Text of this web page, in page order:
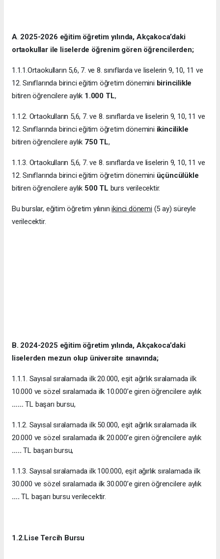
A. 2025-2026 eğitim öğretim yılında, Akçakoca’daki
ortaokullar ile liselerde öğrenim gören öğrencilerden;
1.1.1.Ortaokulların 5,6, 7. ve 8. sınıflarda ve liselerin 9, 10, 11 ve
12. Sınıflarında birinci eğitim öğretim dönemini birincilikle
bitiren öğrencilere aylık 1.000 TL,
1.1.2. Ortaokulların 5,6, 7. ve 8. sınıflarda ve liselerin 9, 10, 11 ve
12. Sınıflarında birinci eğitim öğretim dönemini ikincilikle
bitiren öğrencilere aylık 750 TL,
1.1.3. Ortaokulların 5,6, 7. ve 8. sınıflarda ve liselerin 9, 10, 11 ve
12. Sınıflarında birinci eğitim öğretim dönemini üçüncülükle
bitiren öğrencilere aylık 500 TL burs verilecektir.
Bu burslar, eğitim öğretim yılınınikinci dönemi (5 ay) süreyle
verilecektir.
B. 2024-2025 eğitim öğretim yılında, Akçakoca’daki
liselerden mezun olup üniversite sınavında;
1.1.1. Sayısal sıralamada ilk 20.000, eşit ağırlık sıralamada ilk
10.000 ve sözel sıralamada ilk 10.000’e giren öğrencilere aylık
……TL başarı bursu,
1.1.2. Sayısal sıralamada ilk 50.000, eşit ağırlık sıralamada ilk
20.000 ve sözel sıralamada ilk 20.000’e giren öğrencilere aylık
…..TL başarı bursu,
1.1.3. Sayısal sıralamada ilk 100.000, eşit ağırlık sıralamada ilk
30.000 ve sözel sıralamada ilk 30.000’e giren öğrencilere aylık
….TL başarı bursu verilecektir.
1.2.Lise Tercih Bursu